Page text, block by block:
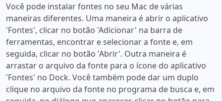
Você pode instalar fontes no seu Mac de várias
maneiras diferentes. Uma maneira é abrir o aplicativo
'Fontes', clicar no botão 'Adicionar' na barra de
ferramentas, encontrar e selecionar a fonte e, em
seguida, clicar no botão 'Abrir'. Outra maneira é
arrastar o arquivo da fonte para o ícone do aplicativo
'Fontes' no Dock. Você também pode dar um duplo
clique no arquivo da fonte no programa de busca e, em